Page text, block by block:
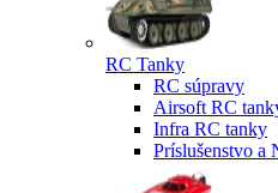
RC Tanky
RC súpravy
Airsoft RC
Infra RC tanky
Príslušenstvo a